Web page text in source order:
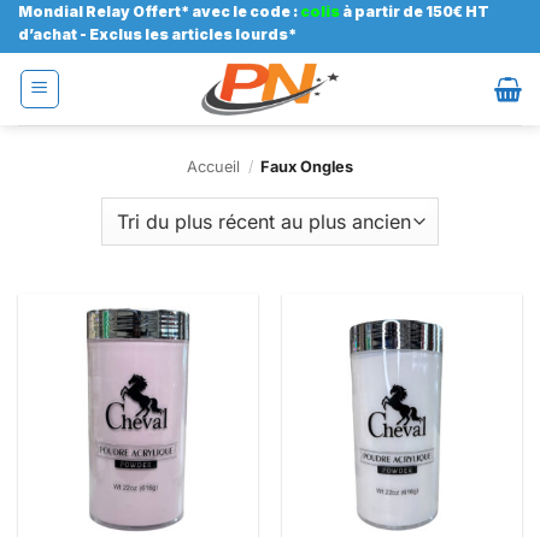
Passer
au
contenu
Mondial Relay Offert* avec le code : colis à partir de 150€ HT
d’achat - Exclus les articles lourds*
Accueil / Faux Ongles